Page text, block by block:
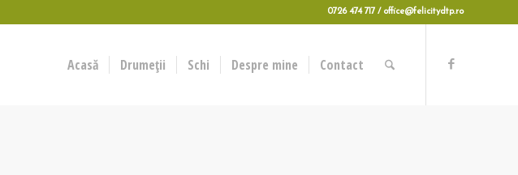
0726 474 717 / office@felicitydtp.ro
Acasă Drumeții Schi Despre mine Contact